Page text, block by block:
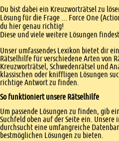
Einleitung
Du bist dabei ein Kreuzworträtsel zu
Lösung für die Frage ... Force One
du hier genau richtig!
Diese und viele weitere Lösungen
Unser umfassendes Lexikon bietet dir
Rätselhilfe für verschiedene Arten von
Kreuzworträtsel, Schwedenrätsel und
klassischen oder kniffligen Lösungen
richtige Antwort zu finden.
So funktioniert unsere Rätselhilfe
Um passende Lösungen zu finden, gib
Suchfeld oben auf der Seite ein.
durchsucht eine umfangreiche
bestmöglichen Lösungen zu bieten.